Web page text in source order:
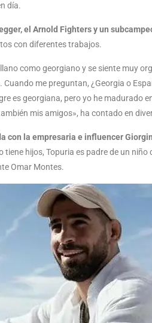
día.
el Arnold Fighters y un
con diferentes trabajos.
como georgiano y se siente muy
. Cuando me preguntan, ¿Georgia o
es georgiana, pero yo he madurado
mis amigos», ha contado en
con la empresaria e influencer
tiene hijos, Topuria es padre de un
Omar Montes.